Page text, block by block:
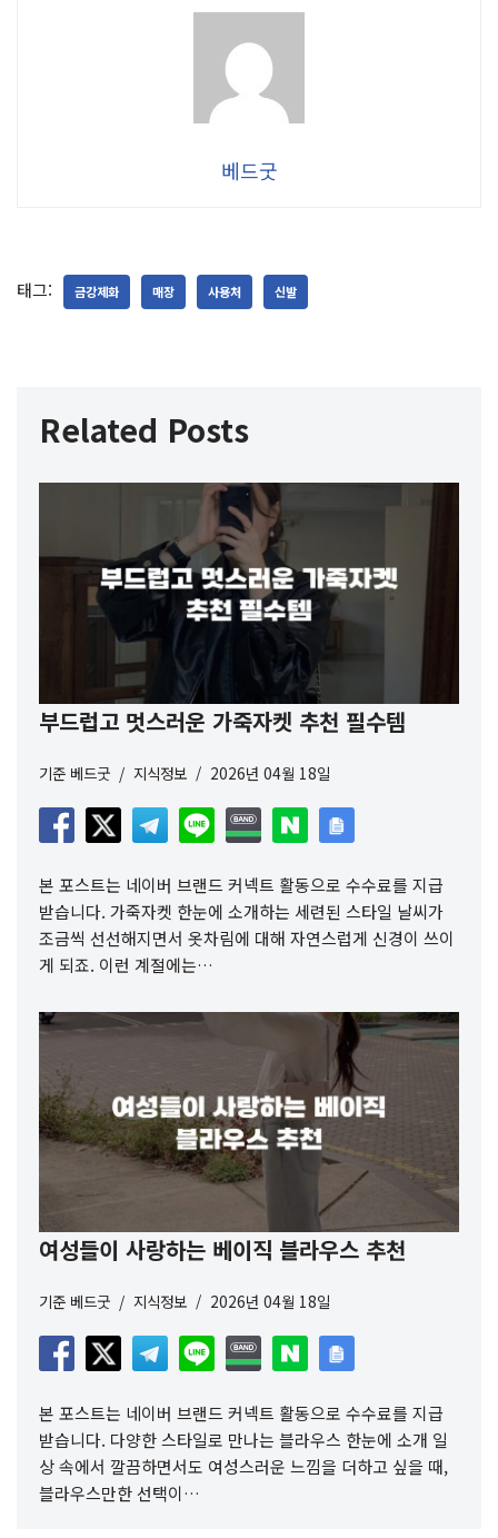
베드굿
태그: 금강제화 매장 사용처 신발
Related Posts
부드럽고 멋스러운 가죽자켓 추천 필수템
기준 베드굿 지식정보 2026년 04월 18일
본 포스트는 네이버 브랜드 커넥트 활동으로 수수료를 지급
받습니다. 가죽자켓 한눈에 소개하는 세련된 스타일 날씨가
조금씩 선선해지면서 옷차림에 대해 자연스럽게 신경이 쓰이
게 되죠. 이런 계절에는…
여성들이 사랑하는 베이직 블라우스 추천
기준 베드굿 지식정보 2026년 04월 18일
본 포스트는 네이버 브랜드 커넥트 활동으로 수수료를 지급
받습니다. 다양한 스타일로 만나는 블라우스 한눈에 소개 일
상 속에서 깔끔하면서도 여성스러운 느낌을 더하고 싶을 때,
블라우스만한 선택이…